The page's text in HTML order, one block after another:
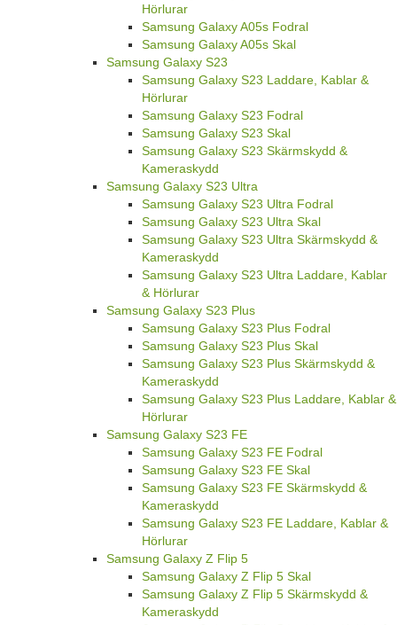
Hörlurar
Samsung Galaxy A05s Fodral
Samsung Galaxy A05s Skal
Samsung Galaxy S23
Samsung Galaxy S23 Laddare, Kablar &
Hörlurar
Samsung Galaxy S23 Fodral
Samsung Galaxy S23 Skal
Samsung Galaxy S23 Skärmskydd &
Kameraskydd
Samsung Galaxy S23 Ultra
Samsung Galaxy S23 Ultra Fodral
Samsung Galaxy S23 Ultra Skal
Samsung Galaxy S23 Ultra Skärmskydd &
Kameraskydd
Samsung Galaxy S23 Ultra Laddare, Kablar
& Hörlurar
Samsung Galaxy S23 Plus
Samsung Galaxy S23 Plus Fodral
Samsung Galaxy S23 Plus Skal
Samsung Galaxy S23 Plus Skärmskydd &
Kameraskydd
Samsung Galaxy S23 Plus Laddare, Kablar &
Hörlurar
Samsung Galaxy S23 FE
Samsung Galaxy S23 FE Fodral
Samsung Galaxy S23 FE Skal
Samsung Galaxy S23 FE Skärmskydd &
Kameraskydd
Samsung Galaxy S23 FE Laddare, Kablar &
Hörlurar
Samsung Galaxy Z Flip 5
Samsung Galaxy Z Flip 5 Skal
Samsung Galaxy Z Flip 5 Skärmskydd &
Kameraskydd